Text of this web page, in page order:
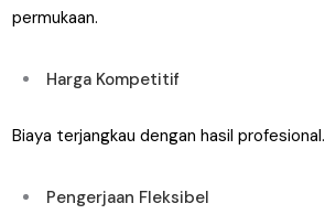
permukaan.
Harga Kompetitif
Biaya terjangkau dengan hasil profesional.
Pengerjaan Fleksibel